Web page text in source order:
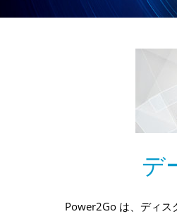
デ
Power2Go は、ディス